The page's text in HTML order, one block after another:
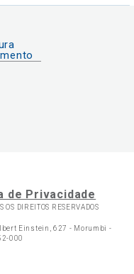
de Privacidade
OS DIREITOS RESERVADOS
Einstein, 627 - Morumbi -
000